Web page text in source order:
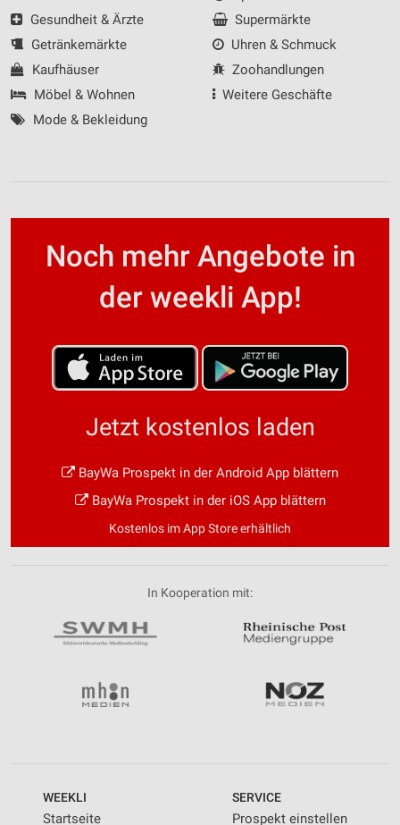
Gesundheit & Ärzte
Getränkemärkte
Kaufhäuser
Möbel & Wohnen
Mode & Bekleidung
Supermärkte
Uhren & Schmuck
Zoohandlungen
Weitere Geschäfte
Noch mehr Angebote in
der weekli App!
Jetzt kostenlos laden
BayWa Prospekt in der Android App blättern
BayWa Prospekt in der iOS App blättern
Kostenlos im App Store erhältlich
In Kooperation mit:
WEEKLI
Startseite
SERVICE
Prospekt einstellen